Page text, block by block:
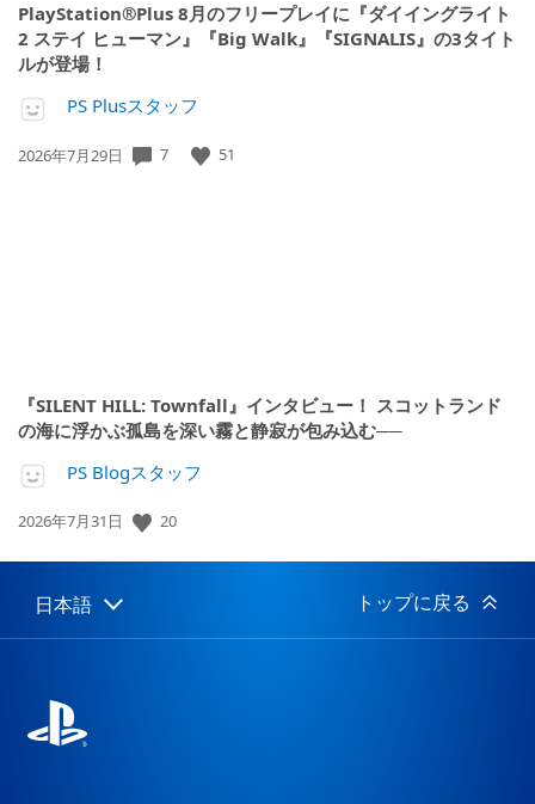
PlayStation®Plus 8月のフリープレイに『ダイイングライト
2 ステイ ヒューマン』『Big Walk』『SIGNALIS』の3タイト
ルが登場！
PS Plusスタッフ
公
2026年7月29日 7 51
『SILENT HILL: Townfall』インタビュー！ スコットランド
の海に浮かぶ孤島を深い霧と静寂が包み込む──
PS Blogスタッフ
公
日:
2026年7月31日 20
Select
a
Current
region:
日本語 トップに戻る